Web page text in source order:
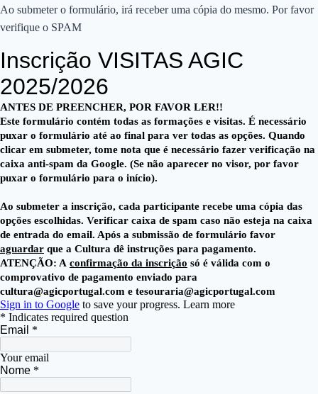
Ao submeter o formulário, irá receber uma cópia do mesmo. Por favor
verifique o SPAM